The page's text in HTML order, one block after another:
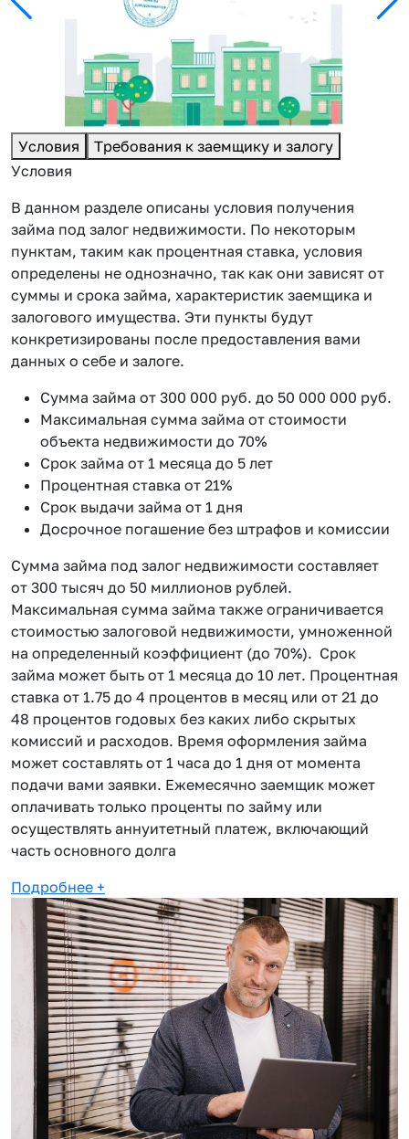
Условия
Требования к заемщику и залогу
Условия
В данном разделе описаны условия получения
займа под залог недвижимости. По некоторым
пунктам, таким как процентная ставка, условия
определены не однозначно, так как они зависят от
суммы и срока займа, характеристик заемщика и
залогового имущества. Эти пункты будут
конкретизированы после предоставления вами
данных о себе и залоге.
Сумма займа от 300 000 руб. до 50 000 000 руб.
Максимальная сумма займа от стоимости
объекта недвижимости до 70%
Срок займа от 1 месяца до 5 лет
Процентная ставка от 21%
Срок выдачи займа от 1 дня
Досрочное погашение без штрафов и комиссии
Сумма займа под залог недвижимости составляет
от 300 тысяч до 50 миллионов рублей.
Максимальная сумма займа также ограничивается
стоимостью залоговой недвижимости, умноженной
на определенный коэффициент (до 70%). Срок
займа может быть от 1 месяца до 10 лет. Процентная
ставка от 1.75 до 4 процентов в месяц или от 21 до
48 процентов годовых без каких либо скрытых
комиссий и расходов. Время оформления займа
может составлять от 1 часа до 1 дня от момента
подачи вами заявки. Ежемесячно заемщик может
оплачивать только проценты по займу или
осуществлять аннуитетный платеж, включающий
часть основного долга
Подробнее +